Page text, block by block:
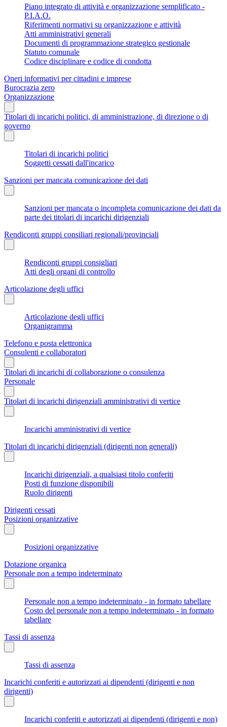
Piano integrato di attività e organizzazione semplificato -
P.I.A.O.
Riferimenti normativi su organizzazione e attività
Atti amministrativi generali
Documenti di programmazione strategico gestionale
Statuto comunale
Codice disciplinare e codice di condotta
Oneri informativi per cittadini e imprese
Burocrazia zero
Organizzazione
Titolari di incarichi politici, di amministrazione, di direzione o di
governo
Titolari di incarichi politici
Soggetti cessati dall'incarico
Sanzioni per mancata comunicazione dei dati
Sanzioni per mancata o incompleta comunicazione dei dati da
parte dei titolari di incarichi dirigenziali
Rendiconti gruppi consiliari regionali/provinciali
Rendiconti gruppi consigliari
Atti degli organi di controllo
Articolazione degli uffici
Articolazione degli uffici
Organigramma
Telefono e posta elettronica
Consulenti e collaboratori
Titolari di incarichi di collaborazione o consulenza
Personale
Titolari di incarichi dirigenziali amministrativi di vertice
Incarichi amministrativi di vertice
Titolari di incarichi dirigenziali (dirigenti non generali)
Incarichi dirigenziali, a qualsiasi titolo conferiti
Posti di funzione disponibili
Ruolo dirigenti
Dirigenti cessati
Posizioni organizzative
Posizioni organizzative
Dotazione organica
Personale non a tempo indeterminato
Personale non a tempo indeterminato - in formato tabellare
Costo del personale non a tempo indeterminato - in formato
tabellare
Tassi di assenza
Tassi di assenza
Incarichi conferiti e autorizzati ai dipendenti (dirigenti e non
dirigenti)
Incarichi conferiti e autorizzati ai dipendenti (dirigenti e non)